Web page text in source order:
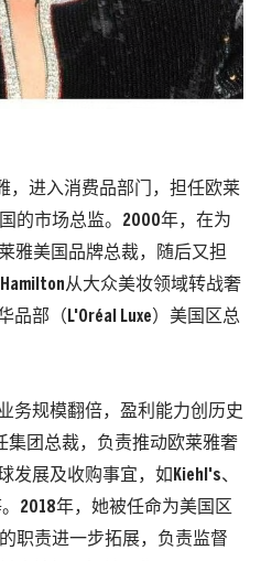
，进入消费品部门，担任欧莱
的市场总监。2000年，在为
雅美国品牌总裁，随后又担
从大众美妆领域转战奢
部（L'Oréal Luxe）美国区总
务规模翻倍，盈利能力创历史
集团总裁，负责推动欧莱雅奢
发展及收购事宜，如Kiehl's、
。2018年，她被任命为美国区
职责进一步拓展，负责监督